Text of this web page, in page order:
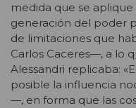
medida que se
generación del poder
de limitaciones que
Carlos Caceres—, a lo
Alessandri replicaba:
posible la influencia
—, en forma que las